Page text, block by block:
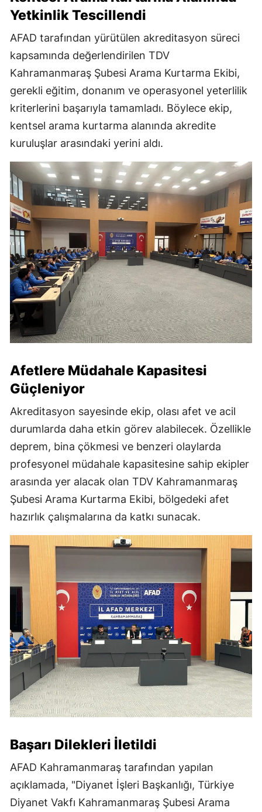
Yetkinlik Tescillendi
AFAD tarafından yürütülen akreditasyon süreci
kapsamında değerlendirilen TDV
Kahramanmaraş Şubesi Arama Kurtarma Ekibi,
gerekli eğitim, donanım ve operasyonel yeterlilik
kriterlerini başarıyla tamamladı. Böylece ekip,
kentsel arama kurtarma alanında akredite
kuruluşlar arasındaki yerini aldı.
Afetlere Müdahale Kapasitesi
Güçleniyor
Akreditasyon sayesinde ekip, olası afet ve acil
durumlarda daha etkin görev alabilecek. Özellikle
deprem, bina çökmesi ve benzeri olaylarda
profesyonel müdahale kapasitesine sahip ekipler
arasında yer alacak olan TDV Kahramanmaraş
Şubesi Arama Kurtarma Ekibi, bölgedeki afet
hazırlık çalışmalarına da katkı sunacak.
Başarı Dilekleri İletildi
AFAD Kahramanmaraş tarafından yapılan
açıklamada, "Diyanet İşleri Başkanlığı, Türkiye
Diyanet Vakfı Kahramanmaraş Şubesi Arama